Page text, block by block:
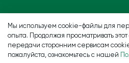
Мы используем cookie-файлы для
опыта. Продолжая просматривать
передачи сторонним сервисам
пожалуйста, ознакомьтесь с нашей